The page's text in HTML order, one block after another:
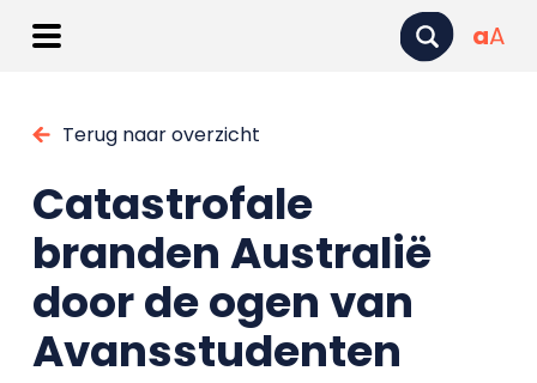
aA
Terug naar overzicht
Catastrofale
branden Australië
door de ogen van
Avansstudenten